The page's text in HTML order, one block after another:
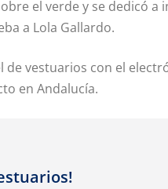
el verde y se dedicó a
a Lola Gallardo.
de vestuarios con el
en Andalucía.